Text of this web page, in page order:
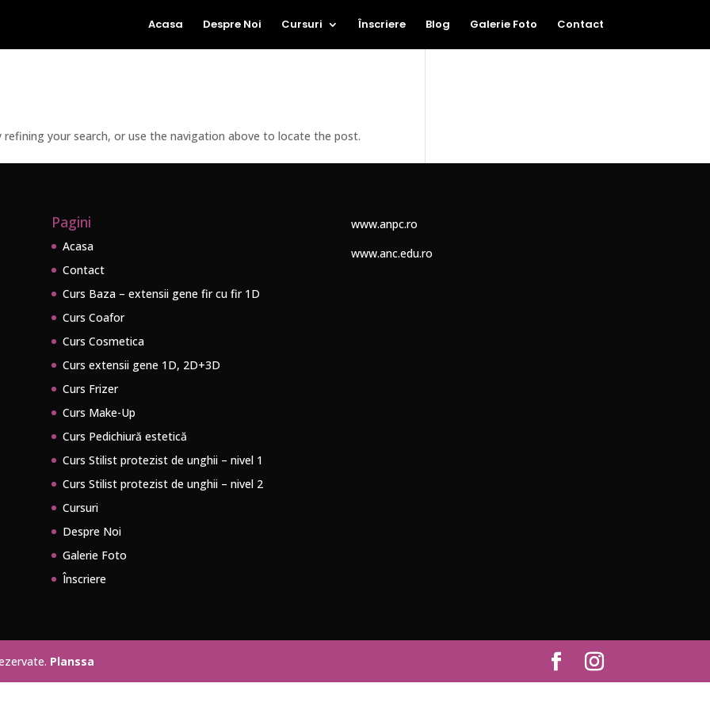
Acasa Despre Noi Cursuri Înscriere Blog Galerie Foto Contact
your search, or use the navigation above to locate the post.
Pagini
Acasa
Contact
Curs Baza – extensii gene fir cu fir 1D
Curs Coafor
Curs Cosmetica
Curs extensii gene 1D, 2D+3D
Curs Frizer
Curs Make-Up
Curs Pedichiură estetică
Curs Stilist protezist de unghii – nivel 1
Curs Stilist protezist de unghii – nivel 2
Cursuri
Despre Noi
Galerie Foto
Înscriere
www.anpc.ro
www.anc.edu.ro
Planssa